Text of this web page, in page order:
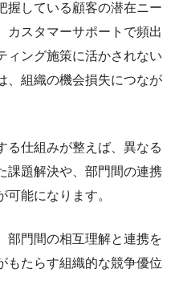
握している顧客の潜在ニー
カスタマーサポートで頻出
ィング施策に活かされない
、組織の機会損失につなが
る仕組みが整えば、異なる
課題解決や、部門間の連携
能になります。
部門間の相互理解と連携を
もたらす組織的な競争優位